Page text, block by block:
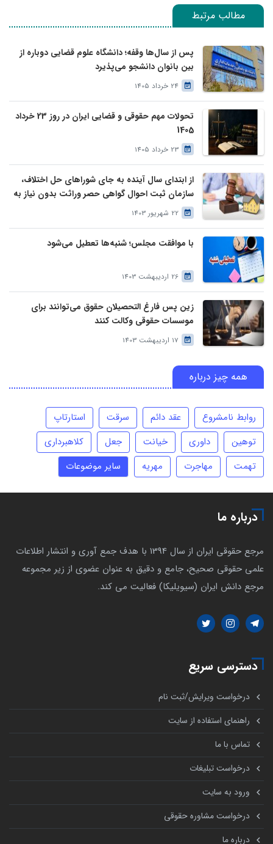
مطالب مرتبط
پس از سال‌ها وقفه؛ دانشگاه علوم قضایی دوباره از
بین بانوان دانشجو می‌پذیرد
24 خرداد 1405
تحولات مهم حقوقی و قضایی ایران در روز 23 خرداد
1405
23 خرداد 1405
از ابتدای سال آینده به جای شوراهای حل اختلاف،
سازمان ثبت احوال گواهی حصر وراثت بدون نیاز به
درخواست وراث صادر خواهد کرد
22 شهریور 1403
با موافقت مجلس؛ شنبه‌ها تعطیل می‌شود
26 اردیبهشت 1403
زین پس فارغ التحصیلان حقوق می‌توانند برای
موسسات حقوقی وکالت کنند
17 اردیبهشت 1403
همه چیز درباره
روابط نامشروع عقد دائم سرقت
استارتاپ
توهین
داوری خیانت جعل
کلاهبرداری
تهمت
مهاجرت مهریه سایر موضوعات
درباره ما
مرجع حقوقی ایران از سال 1394 با هدف جمع آوری و انتشار اطلاعات
علمی حقوقی صحیح، جامع و دقیق به عنوان عضوی از زیر مجموعه
مرجع دانش ایران (سیویلیکا) فعالیت می کند.
دسترسی سریع
درخواست ویرایش/ثبت نام
راهنمای استفاده از سایت
تماس با ما
درخواست تبلیغات
ورود به سایت
درخواست مشاوره حقوقی
درباره ما